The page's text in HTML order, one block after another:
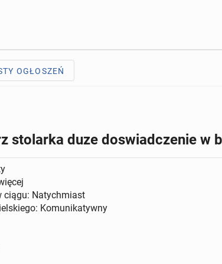
OGŁOSZEŃ
stolarka duze doswiadczenie w
ciągu: Natychmiast
Komunikatywny